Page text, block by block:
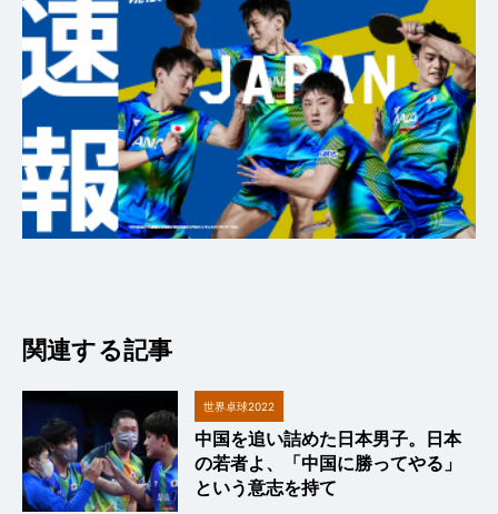
関連する記事
世界卓球2022
中国を追い詰めた日本男子。日本
の若者よ、「中国に勝ってやる」
という意志を持て